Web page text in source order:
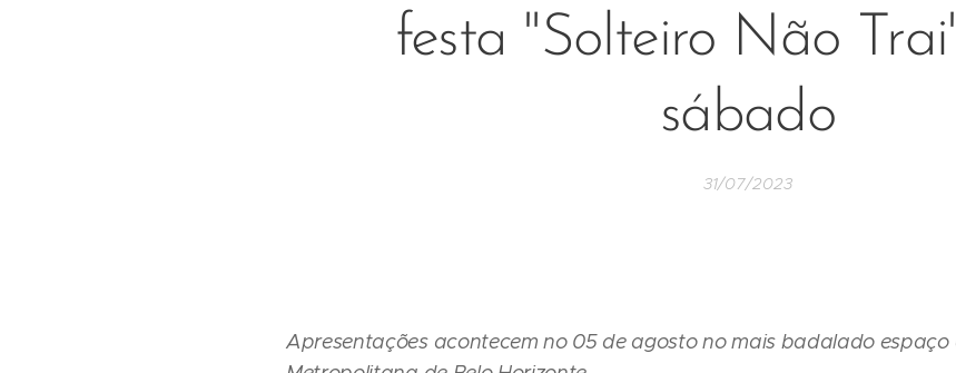
festa "Solteiro Não
sábado
31/07/2023
Apresentações acontecem no 05 de agosto no mais badalado espaço